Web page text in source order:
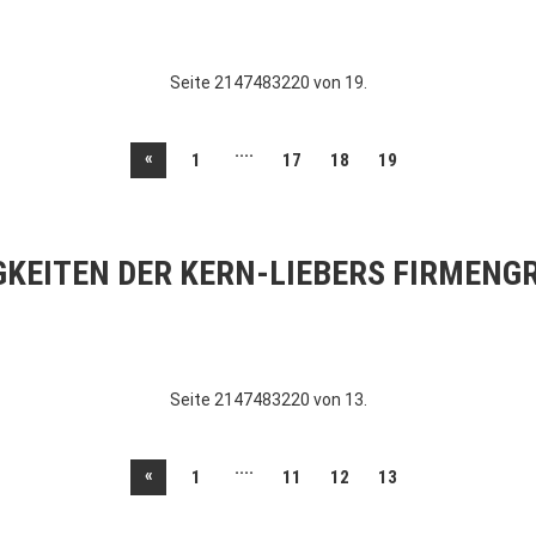
Seite 2147483220 von 19.
« 1 .... 17 18 19
DER KERN-LIEBERS
Seite 2147483220 von 13.
« 1 .... 11 12 13